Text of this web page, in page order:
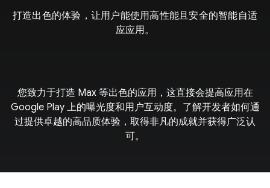
打造出色的体验，让用户能使用高性能且安全的智能自适
应应用。
您致力于打造 Max 等出色的应用，这直接会提高应用在
Google Play 上的曝光度和用户互动度。了解开发者如何通
过提供卓越的高品质体验，取得非凡的成就并获得广泛认
可。